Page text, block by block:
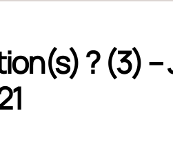
? (3) –